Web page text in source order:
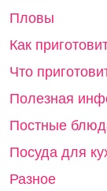
Пловы
Как
Что
Полезная
Постные
Посуда для
Разное